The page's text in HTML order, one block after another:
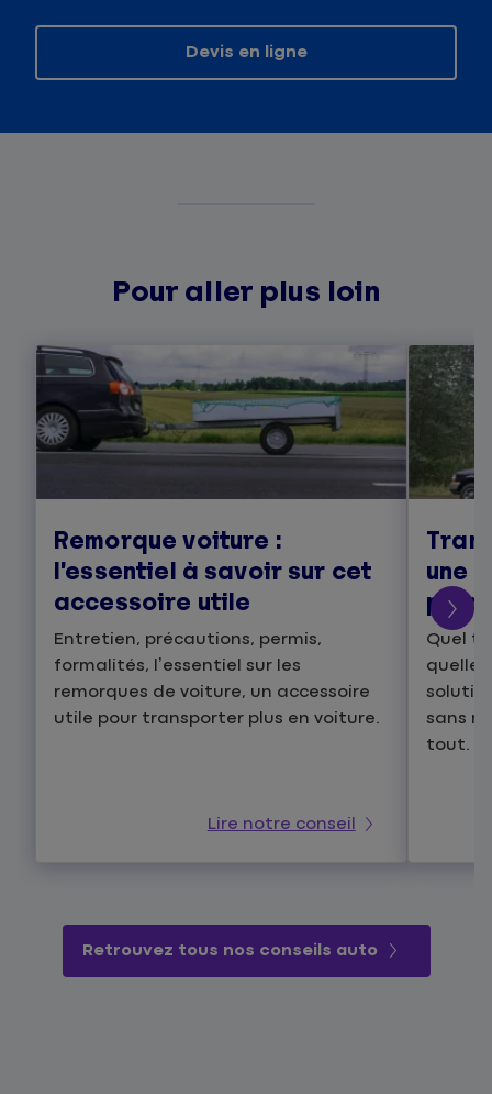
Devis en ligne
Pour aller plus loin
Remorque voiture :
l’essentiel à savoir sur cet
accessoire utile
Entretien, précautions, permis,
formalités, l’essentiel sur les
remorques de voiture, un accessoire
utile pour transporter plus en voiture.
Lire notre conseil
une
Quel
sans
tout.
Retrouvez tous nos conseils auto